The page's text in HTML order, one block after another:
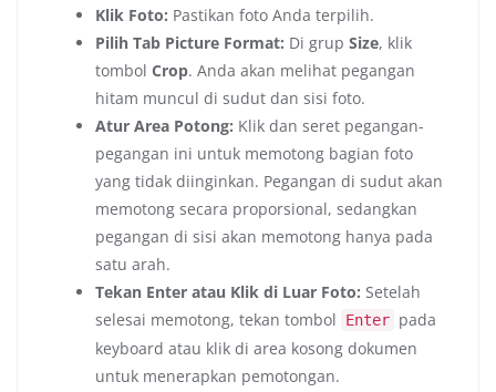
Klik Foto: Pastikan foto Anda terpilih.
Pilih Tab Picture Format: Di grup Size, klik
tombol Crop. Anda akan melihat pegangan
hitam muncul di sudut dan sisi foto.
Atur Area Potong: Klik dan seret pegangan-
pegangan ini untuk memotong bagian foto
yang tidak diinginkan. Pegangan di sudut akan
memotong secara proporsional, sedangkan
pegangan di sisi akan memotong hanya pada
satu arah.
Tekan Enter atau Klik di Luar Foto: Setelah
selesai memotong, tekan tombol
Enter pada
keyboard atau klik di area kosong dokumen
untuk menerapkan pemotongan.